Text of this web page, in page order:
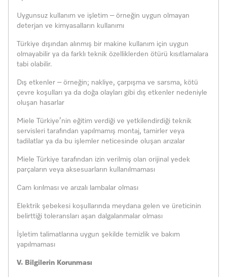
Uygunsuz kullanım ve işletim – örneğin uygun olmayan
deterjan ve kimyasalların kullanımı
Türkiye dışından alınmış bir makine kullanım için uygun
olmayabilir ya da farklı teknik özelliklerden ötürü kısıtlamalara
tabi olabilir.
Dış etkenler – örneğin; nakliye, çarpışma ve sarsma, kötü
çevre koşulları ya da doğa olayları gibi dış etkenler nedeniyle
oluşan hasarlar
Miele Türkiye’nin eğitim verdiği ve yetkilendirdiği teknik
servisleri tarafından yapılmamış montaj, tamirler veya
tadilatlar ya da bu işlemler neticesinde oluşan arızalar
Miele Türkiye tarafından izin verilmiş olan orijinal yedek
parçaların veya aksesuarların kullanılmaması
Cam kırılması ve arızalı lambalar olması
Elektrik şebekesi koşullarında meydana gelen ve üreticinin
belirttiği toleransları aşan dalgalanmalar olması
İşletim talimatlarına uygun şekilde temizlik ve bakım
yapılmaması
V. Bilgilerin Korunması